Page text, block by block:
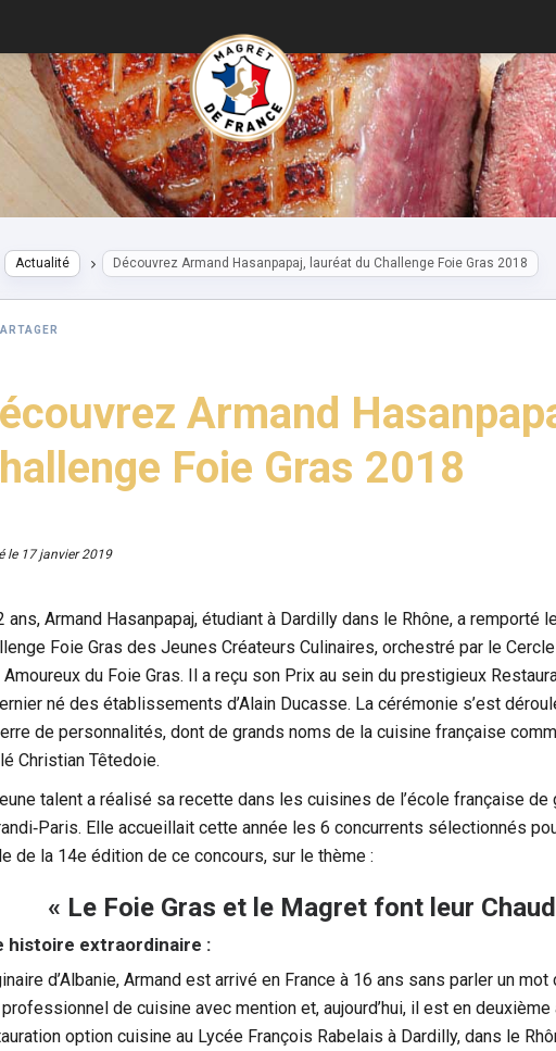
Actualité Découvrez Armand Hasanpapaj, lauréat du Challenge Foie Gras 2018
Armand
Foie Gras 2018
le 17 janvier 2019
ans, Armand Hasanpapaj, étudiant à Dardilly dans le Rhône, a remporté
Foie Gras des Jeunes Créateurs Culinaires, orchestré par le Cercle
du Foie Gras. Il a reçu son Prix au sein du prestigieux
né des établissements d’Alain Ducasse. La cérémonie s’est
de personnalités, dont de grands noms de la cuisine française
Christian Têtedoie.
talent a réalisé sa recette dans les cuisines de l’école française de
Elle accueillait cette année les 6 concurrents sélectionnés
de la 14e édition de ce concours, sur le thème :
« Le Foie Gras et le Magret font leur
histoire extraordinaire :
d’Albanie, Armand est arrivé en France à 16 ans sans parler un
de cuisine avec mention et, aujourd’hui, il est en
option cuisine au Lycée François Rabelais à Dardilly, dans le